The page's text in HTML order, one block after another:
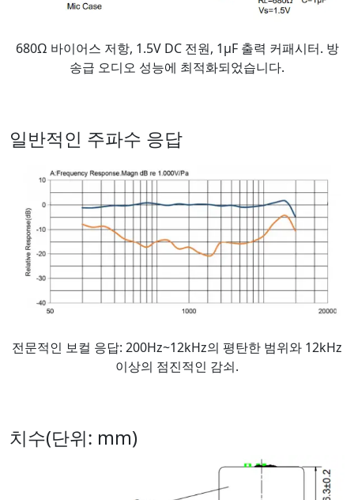
680Ω 바이어스 저항, 1.5V DC 전원, 1μF 출력 커패시터. 방
송급 오디오 성능에 최적화되었습니다.
일반적인 주파수 응답
전문적인 보컬 응답: 200Hz~12kHz의 평탄한 범위와 12kHz
이상의 점진적인 감쇠.
치수(단위: mm)